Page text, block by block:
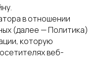
в отношении
(далее — Политика)
которую
веб-